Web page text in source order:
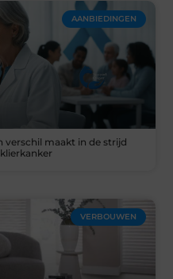
AANBIEDINGEN
verschil maakt in de strijd
VERBOUWEN